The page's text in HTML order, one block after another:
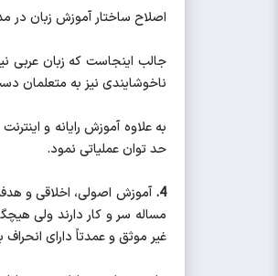
اصلاح ساختار آموزش زبان در
جالب اینجاست که زبان عربی
ناخوشایندی نیز به متعلمان
به علاوه آموزش رایانه و
حد توان عملیاتی نمود.
4. آموزش اصولی، اخلاقی و
مساله سر و کار دارند ولی
غیر موثق و عمدتاً دارای